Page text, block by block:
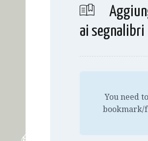
ai segnalibri
You need to
bookmark/